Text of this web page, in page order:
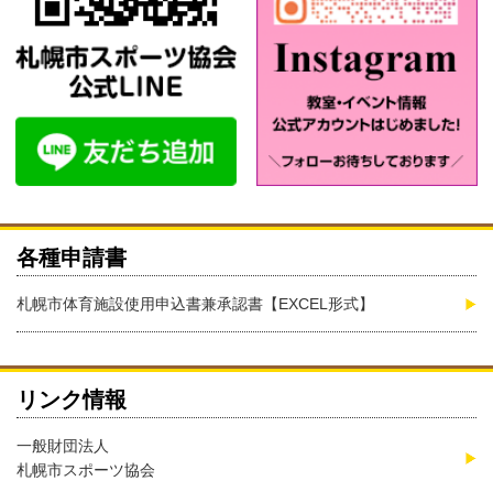
各種申請書
札幌市体育施設使用申込書兼承認書【EXCEL形式】
リンク情報
一般財団法人
札幌市スポーツ協会